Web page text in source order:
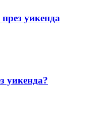
уикенда
уикенда?